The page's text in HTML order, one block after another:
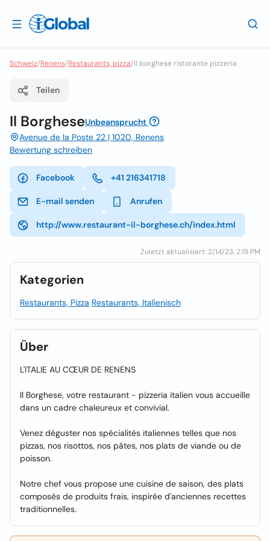
Schweiz/Renens/Restaurants, pizza/Il borghese ristorante pizzeria
Teilen
Il BorgheseUnbeansprucht
Avenue de la Poste 22 | 1020, Renens
Bewertung schreiben
Facebook +41 216341718
E-mail senden Anrufen
http://www.restaurant-il-borghese.ch/index.html
Zuletzt aktualisiert: 2/14/23, 2:19 PM
Kategorien
Restaurants, Pizza Restaurants, Italienisch
Über
L'ITALIE AU CŒUR DE RENENS
Il Borghese, votre restaurant - pizzeria italien vous accueille
dans un cadre chaleureux et convivial.
Venez déguster nos spécialités italiennes telles que nos
pizzas, nos risottos, nos pâtes, nos plats de viande ou de
poisson.
Notre chef vous propose une cuisine de saison, des plats
composés de produits frais, inspirée d'anciennes recettes
traditionnelles.